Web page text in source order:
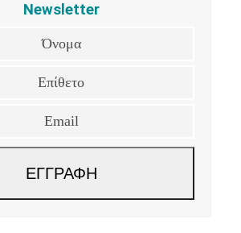
Newsletter
ΕΓΓΡΑΦΗ